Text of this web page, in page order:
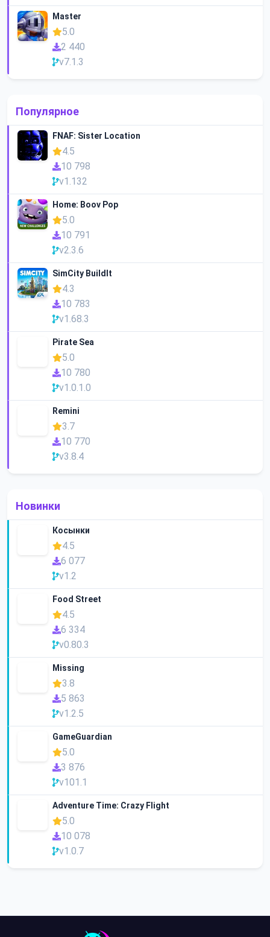
Master
5.0
2 440
v7.1.3
Популярное
FNAF: Sister Location
4.5
10 798
v1.132
Home: Boov Pop
5.0
10 791
v2.3.6
SimCity BuildIt
4.3
10 783
v1.68.3
Pirate Sea
5.0
10 780
v1.0.1.0
Remini
3.7
10 770
v3.8.4
Новинки
Косынки
4.5
6 077
v1.2
Food Street
4.5
6 334
v0.80.3
Missing
3.8
5 863
v1.2.5
GameGuardian
5.0
3 876
v101.1
Adventure Time: Crazy Flight
5.0
10 078
v1.0.7